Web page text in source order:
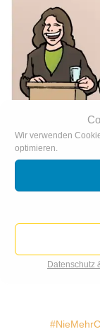
Wir verwenden
optimieren.
Datenschutz